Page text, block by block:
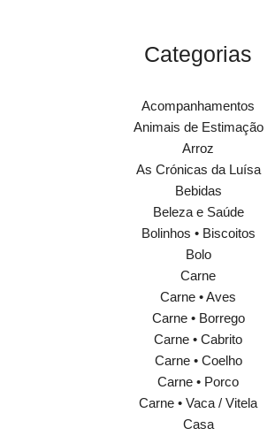
Categorias
Acompanhamentos
Animais de Estimação
Arroz
As Crónicas da Luísa
Bebidas
Beleza e Saúde
Bolinhos • Biscoitos
Bolo
Carne
Carne • Aves
Carne • Borrego
Carne • Cabrito
Carne • Coelho
Carne • Porco
Carne • Vaca / Vitela
Casa